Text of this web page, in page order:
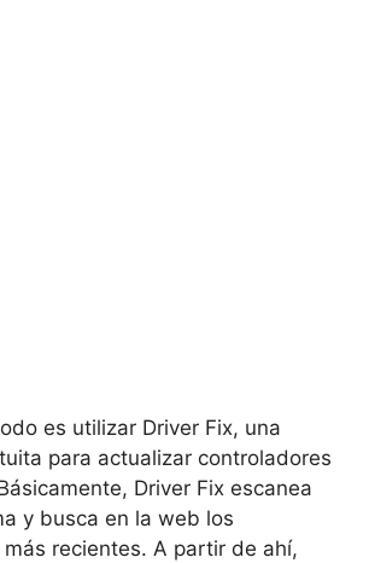
es utilizar Driver Fix, una
para actualizar controladores
Driver Fix escanea
y busca en la web los
recientes. A partir de ahí,